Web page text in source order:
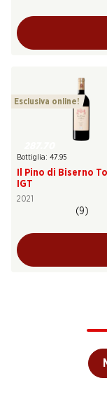
Esclusiva online!
Bottiglia: 47.95
Il Pino di Biserno
IGT
2021
(9)